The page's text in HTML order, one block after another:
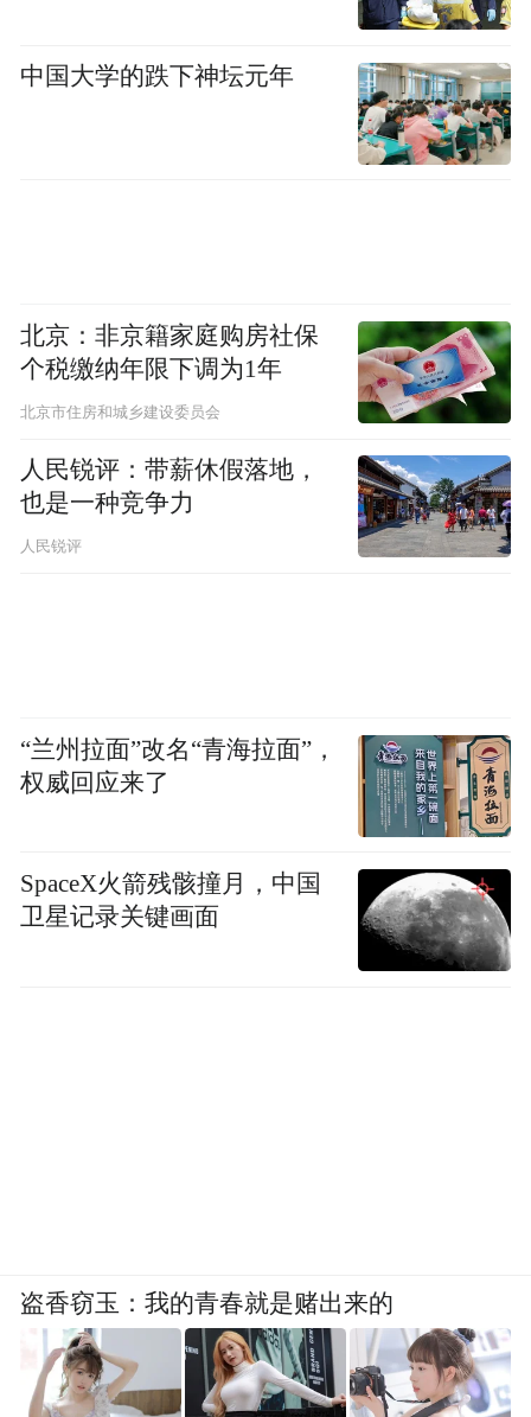
通讯员：楼蓉 李昕
中国大学的跌下神坛元年
北京：非京籍家庭购房社保
个税缴纳年限下调为1年
北京市住房和城乡建设委员会
人民锐评：带薪休假落地，
也是一种竞争力
人民锐评
“兰州拉面”改名“青海拉面”，
权威回应来了
SpaceX火箭残骸撞月，中国
卫星记录关键画面
盗香窃玉：我的青春就是赌出来的